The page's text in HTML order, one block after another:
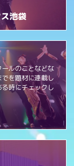
池袋
ルのことなどな
を題材に連載し
時にチェックし